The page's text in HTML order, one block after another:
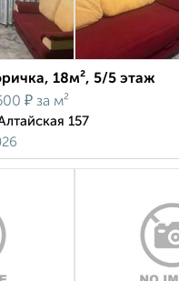
18м², 5/5 этаж
₽ за м²
157